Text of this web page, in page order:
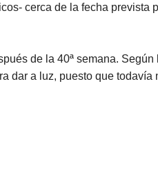
cerca de la fecha prevista
de la 40ª semana.
dar a luz, puesto que todavía